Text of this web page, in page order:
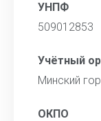
УНПФ
509012853
Учётный
Минский
ОКПО